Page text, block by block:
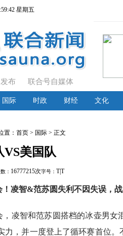
星期五
发布 联合号自媒体
国际 时政 财经 文化
置： 首页 > 国际 > 正文
VS美国队
： 16777215次字号： T|T
！凌智&范苏圆失利不因失误，
，凌智和范苏圆搭档的冰壶男
力，并一度登上了循环赛首位